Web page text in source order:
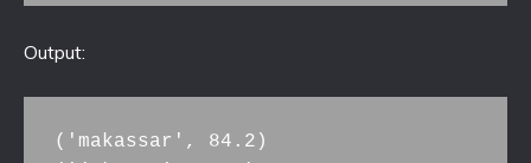
Output:
('makassar', 84.2)